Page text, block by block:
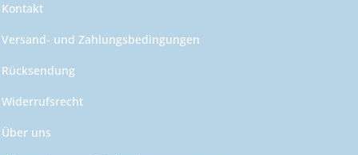
Kontakt
Versand- und Zahlungsbedingungen
Rücksendung
Widerrufsrecht
Über uns